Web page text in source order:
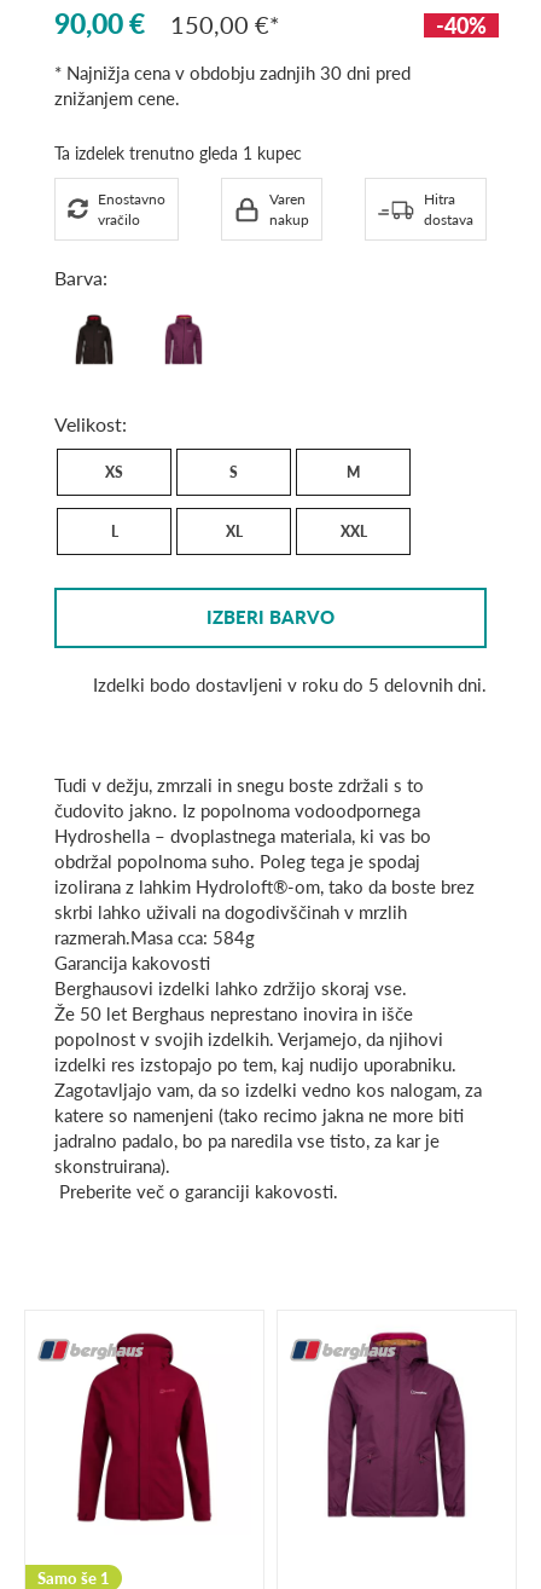
90,00 € 150,00 € -40%
* Najnižja cena v obdobju zadnjih 30 dni pred
znižanjem cene.
Ta izdelek trenutno gleda 1 kupec
Enostavno
vračilo
Varen
nakup
Hitra
dostava
Barva:
Black
WINTER
BLOOM
Velikost:
XS S M
L XL XXL
IZBERI BARVO
Izdelki bodo dostavljeni v roku do 5 delovnih dni.
Tudi v dežju, zmrzali in snegu boste zdržali s to
čudovito jakno. Iz popolnoma vodoodpornega
Hydroshella – dvoplastnega materiala, ki vas bo
obdržal popolnoma suho. Poleg tega je spodaj
izolirana z lahkim Hydroloft®-om, tako da boste brez
skrbi lahko uživali na dogodivščinah v mrzlih
razmerah.Masa cca: 584g
Garancija kakovosti
Berghausovi izdelki lahko zdržijo skoraj vse.
Že 50 let Berghaus neprestano inovira in išče
popolnost v svojih izdelkih. Verjamejo, da njihovi
izdelki res izstopajo po tem, kaj nudijo uporabniku.
Zagotavljajo vam, da so izdelki vedno kos nalogam, za
katere so namenjeni (tako recimo jakna ne more biti
jadralno padalo, bo pa naredila vse tisto, za kar je
skonstruirana).
Preberite več o garanciji kakovosti.
Samo še 1